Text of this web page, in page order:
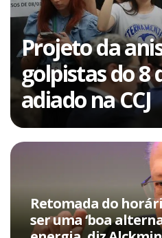
Projeto da
golpistas do 8
adiado na CCJ
Retomada do
ser uma ‘boa